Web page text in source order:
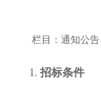
栏目：通知公告
1. 招标条件